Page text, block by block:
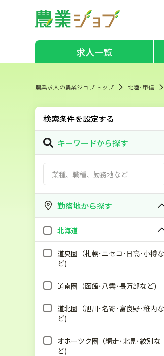
求人一覧
農業求人の農業ジョブ トップ 北陸･甲信
検索条件を設定する
キーワードから探す
勤務地から探す
北海道
道央圏（札幌･ニセコ･日高･小樽な
ど)
道南圏（函館･八雲･長万部など)
道北圏（旭川･名寄･富良野･稚内な
ど)
オホーツク圏（網走･北見･紋別な
ど)